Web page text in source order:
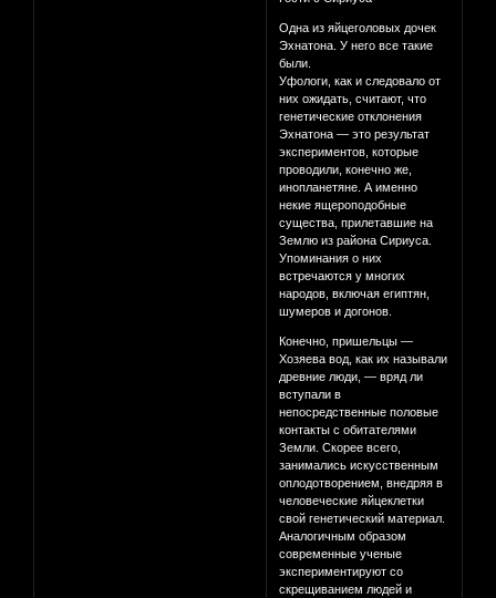
Одна из яйцеголовых дочек
Эхнатона. У него все такие
были.
Уфологи, как и следовало от
них ожидать, считают, что
генетические отклонения
Эхнатона — это результат
экспериментов, которые
проводили, конечно же,
инопланетяне. А именно
некие ящероподобные
существа, прилетавшие на
Землю из района Сириуса.
Упоминания о них
встречаются у многих
народов, включая египтян,
шумеров и догонов.
Конечно, пришельцы —
Хозяева вод, как их называли
древние люди, — вряд ли
вступали в
непосредственные половые
контакты с обитателями
Земли. Скорее всего,
занимались искусственным
оплодотворением, внедряя в
человеческие яйцеклетки
свой генетический материал.
Аналогичным образом
современные ученые
экспериментируют со
скрещиванием людей и